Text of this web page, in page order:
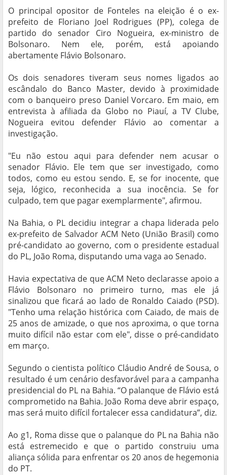
O principal opositor de Fonteles na eleição é o ex-
prefeito de Floriano Joel Rodrigues (PP), colega de
partido do senador Ciro Nogueira, ex-ministro de
Bolsonaro. Nem ele, porém, está apoiando
abertamente Flávio Bolsonaro.
Os dois senadores tiveram seus nomes ligados ao
escândalo do Banco Master, devido à proximidade
com o banqueiro preso Daniel Vorcaro. Em maio, em
entrevista à afiliada da Globo no Piauí, a TV Clube,
Nogueira evitou defender Flávio ao comentar a
investigação.
"Eu não estou aqui para defender nem acusar o
senador Flávio. Ele tem que ser investigado, como
todos, como eu estou sendo. E, se for inocente, que
seja, lógico, reconhecida a sua inocência. Se for
culpado, tem que pagar exemplarmente", afirmou.
Na Bahia, o PL decidiu integrar a chapa liderada pelo
ex-prefeito de Salvador ACM Neto (União Brasil) como
pré-candidato ao governo, com o presidente estadual
do PL, João Roma, disputando uma vaga ao Senado.
Havia expectativa de que ACM Neto declarasse apoio a
Flávio Bolsonaro no primeiro turno, mas ele já
sinalizou que ficará ao lado de Ronaldo Caiado (PSD).
"Tenho uma relação histórica com Caiado, de mais de
25 anos de amizade, o que nos aproxima, o que torna
muito difícil não estar com ele", disse o pré-candidato
em março.
Segundo o cientista político Cláudio André de Sousa, o
resultado é um cenário desfavorável para a campanha
presidencial do PL na Bahia. “O palanque de Flávio está
comprometido na Bahia. João Roma deve abrir espaço,
mas será muito difícil fortalecer essa candidatura”, diz.
Ao g1, Roma disse que o palanque do PL na Bahia não
está estremecido e que o partido construiu uma
aliança sólida para enfrentar os 20 anos de hegemonia
do PT.